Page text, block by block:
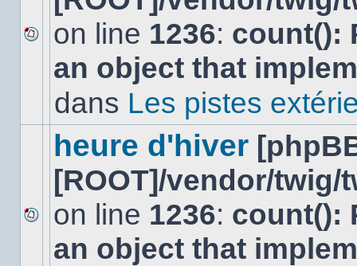
Aucun
nouveau
message
sujet.
on line 1236: count():
an object that
dans Les pistes
Aucun
nouveau
message
heure d'hiver
[ROOT]/vendor/
on line 1236: count():
an object that